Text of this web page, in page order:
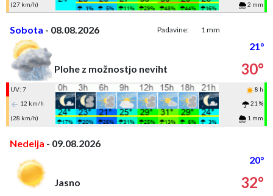
(27 km/h)
2 mm
Sobota - 08.08.2026 Padavine: 1 mm
21°
Plohe z možnostjo neviht
30°
UV: 7
8 h
12 km/h
21 %
(28 km/h)
1 mm
Nedelja - 09.08.2026
20°
Jasno
32°